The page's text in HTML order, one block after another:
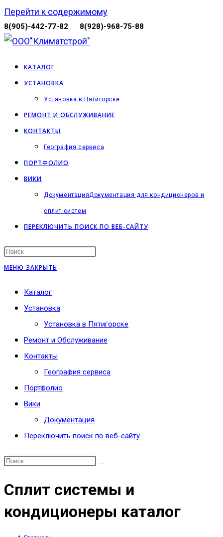
Перейти к содержимому
8(905)-442-77-82 8(928)-968-75-88
КАТАЛОГ
УСТАНОВКА
Установка в Пятигорске
РЕМОНТ И ОБСЛУЖИВАНИЕ
КОНТАКТЫ
География сервиса
ПОРТФОЛИО
ВИКИ
ДокументацияДокументация для кондиционеров и
сплит систем
ПЕРЕКЛЮЧИТЬ ПОИСК ПО ВЕБ-САЙТУ
МЕНЮ ЗАКРЫТЬ
Каталог
Установка
Установка в Пятигорске
Ремонт и Обслуживание
Контакты
География сервиса
Портфолио
Вики
Документация
Переключить поиск по веб-сайту
Сплит системы и
кондиционеры каталог